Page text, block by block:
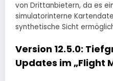
von Drittanbietern, da es
simulatorinterne
synthetische Sicht
Version 12.5.0:
Updates im „Flight